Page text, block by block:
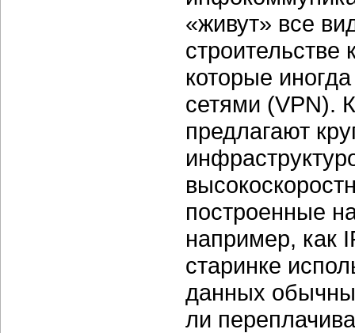
«живут» все
строительстве
которые
сетями (VPN).
предлагают
построенные
например, как
старинке
данных
ли